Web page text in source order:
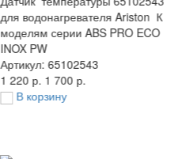
для водонагревателя Ariston К
моделям серии ABS PRO ECO
INOX PW
Артикул: 65102543
1 220 р. 1 700 р.
В корзину